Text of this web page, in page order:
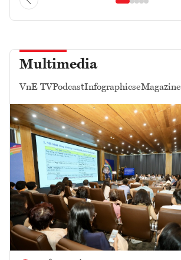
Multimedia
VnE TVPodcastInfographicseMagazine